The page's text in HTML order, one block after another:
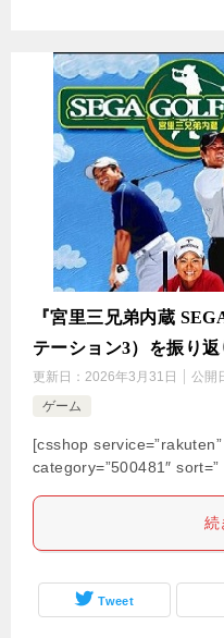
『宮里三兄弟内蔵
テーション3）を振り返
更新日： 2026年3月31日 公開
ゲーム
[csshop
category=”500481″
続
Tweet